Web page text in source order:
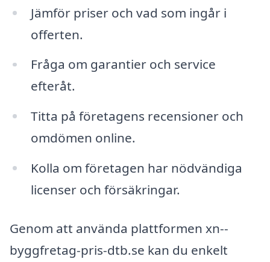
Jämför priser och vad som ingår i
offerten.
Fråga om garantier och service
efteråt.
Titta på företagens recensioner och
omdömen online.
Kolla om företagen har nödvändiga
licenser och försäkringar.
Genom att använda plattformen xn--
byggfretag-pris-dtb.se kan du enkelt